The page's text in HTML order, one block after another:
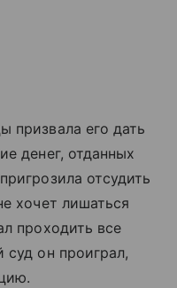
призвала его дать
денег, отданных
отсудить
хочет лишаться
проходить все
он проиграл,